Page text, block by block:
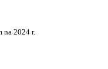
na 2024 r.